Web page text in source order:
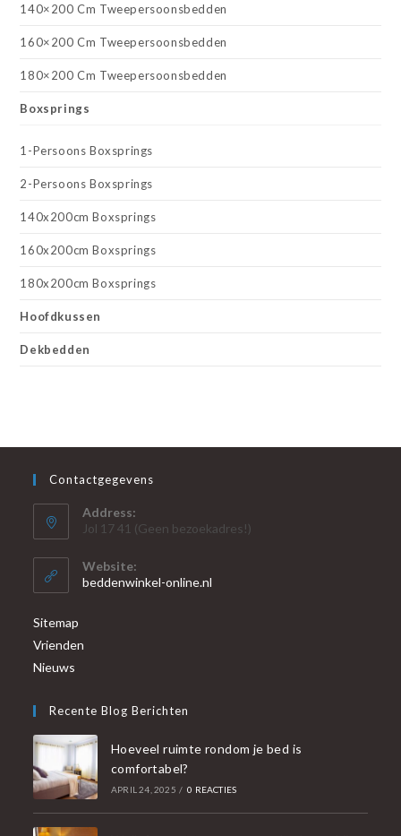
140×200 Cm Tweepersoonsbedden
160×200 Cm Tweepersoonsbedden
180×200 Cm Tweepersoonsbedden
Boxsprings
1-Persoons Boxsprings
2-Persoons Boxsprings
140x200cm Boxsprings
160x200cm Boxsprings
180x200cm Boxsprings
Hoofdkussen
Dekbedden
Contactgegevens
Address:
Jol 17 41 (Geen bezoekadres!)
Website:
beddenwinkel-online.nl
Sitemap
Vrienden
Nieuws
Recente Blog Berichten
Hoeveel ruimte rondom je bed is
comfortabel?
APRIL 24, 2025 / 0 REACTIES